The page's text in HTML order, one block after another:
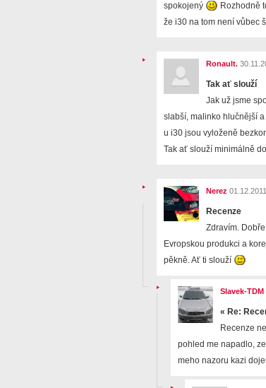
spokojený
Rozhodně
že i30 na tom není vůbec
Ronault.
Tak ať slouží
Jak už jsme
slabší, malinko hlučnější
u i30 jsou vyloženě
Tak ať slouží minimálně
Nerez
Recenze
Zdravím.
Evropskou produkci a
pěkně. Ať ti slouží
Slavek-TDM
« Re:
Recenze
pohled me napadlo,
meho nazoru kazi